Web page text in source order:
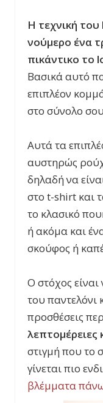
Η τεχνική του
νούμερο ένα
πικάντικο το
Βασικά αυτό
επιπλέον
στο σύνολο
Αυτά τα
αυστηρώς
δηλαδή να
στο t-shirt και
το κλασικό
ή ακόμα και
σκούφος ή
Ο στόχος
του παντελόνι
προσθέσεις
στιγμή που το
γίνεται πιο
βλέμματα